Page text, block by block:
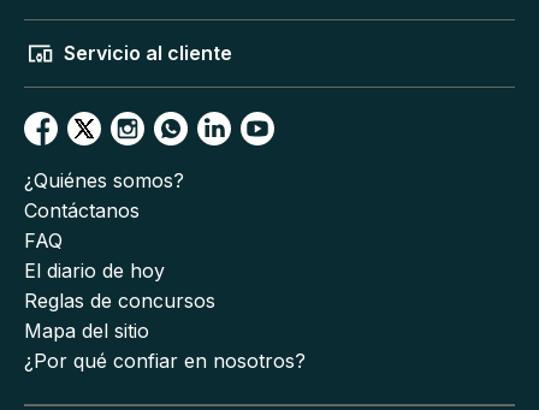
Servicio al cliente
¿Quiénes somos?
Contáctanos
FAQ
El diario de hoy
Reglas de concursos
Mapa del sitio
¿Por qué confiar en nosotros?